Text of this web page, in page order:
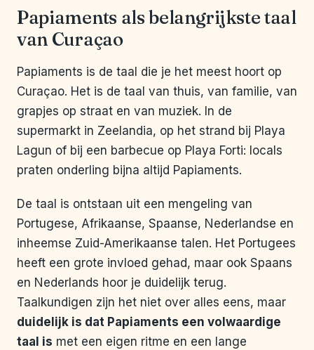
Papiaments als belangrijkste taal
van Curaçao
Papiaments is de taal die je het meest hoort op
Curaçao. Het is de taal van thuis, van familie, van
grapjes op straat en van muziek. In de
supermarkt in Zeelandia, op het strand bij Playa
Lagun of bij een barbecue op Playa Forti: locals
praten onderling bijna altijd Papiaments.
De taal is ontstaan uit een mengeling van
Portugese, Afrikaanse, Spaanse, Nederlandse en
inheemse Zuid-Amerikaanse talen. Het Portugees
heeft een grote invloed gehad, maar ook Spaans
en Nederlands hoor je duidelijk terug.
Taalkundigen zijn het niet over alles eens, maar
duidelijk is dat Papiaments een volwaardige
taal is met een eigen ritme en een lange